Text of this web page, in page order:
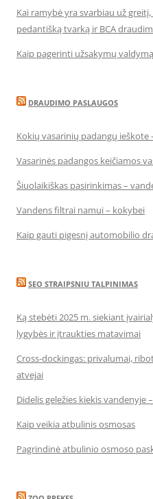
Kai ramybė yra svarbiau už
pedantišką tvarką ir BCA
Kaip pagerinti užsakymų
DRAUDIMO PASLAUGOS
Kokių vasarinių padangų ieškote
Vasarinės padangos keičiamos
Šiuolaikiškas pasirinkimas –
Vandens filtrai namui – kokybei
Kaip gauti pigesnį automobilio
SEO STRAIPSNIU TALPINIMAS
Ką stebėti 2025 m. siekiant
lygybės ir įtraukties matavimai
Cross-dockingas: privalumai,
atvejai
Didelis geležies kiekis vandenyje
Kaip veikia atbulinis osmosas
Pagrindinė atbulinio osmoso